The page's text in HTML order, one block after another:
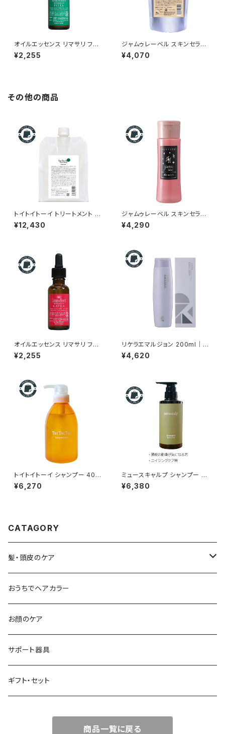
オイルエッセンス リマサリ フォ
ー ピッタ｜敏感頭皮・頭皮の赤
み・ヒリつきケア｜お肌にも使え
¥2,255
ジャムゥレーベル スキンセラム
アルシオネ 150g 詰替え｜乾
燥・ゆらぎ肌の保湿美容液
¥4,070
その他の商品
トイトイトーイ トリートメント し
っとり 1000g｜リトルサイエン
ティスト正規品【詰め替え・大容
¥12,430
ジャムゥレーベル スキンセラム
アルシオネ 150ml｜リトルサイ
エンティスト正規品
¥4,290
オイルエッセンス リマサリ フォ
ー カパ｜頭皮のベタつき・ニオ
イ・脂性肌ケア｜お肌にも使え
¥2,255
リケラエマルジョン 200ml｜乾
燥・パサつき・広がりが気になる
髪に正規品、送料無料
¥4,620
トイトイトーイ シャンプー 400
ml｜リトルサイエンティスト正規
品
¥6,270
ミュースキャルプ シャンプー ベ
ースケア 280mL｜頭皮の乾
燥・フケ・かゆみ・頭皮エイジン
¥6,380
CATAGORY
髪・頭皮のケア
シャンプー
流すトリートメント
流さないトリートメント
頭皮ケア
おうちでヘアカラー
お顔のケア
サポート器具
ギフト・セット
商品一覧に戻る